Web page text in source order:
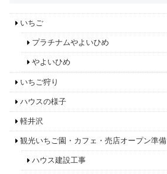
いちご
プラチナムやよいひめ
やよいひめ
いちご狩り
ハウスの様子
軽井沢
観光いちご園・カフェ・売店オープン準備
ハウス建設工事